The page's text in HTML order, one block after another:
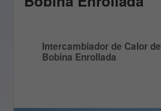
Intercambiador de Calor de
Bobina Enrollada